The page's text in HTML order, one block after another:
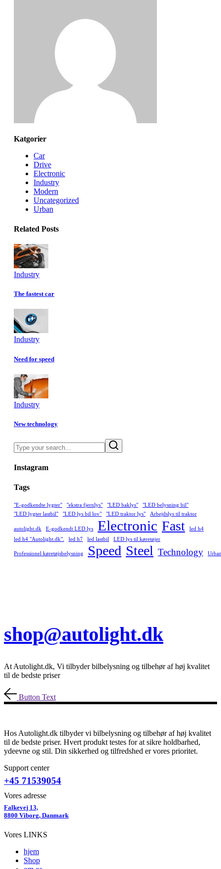
Katgorier
Car
Drive
Electronic
Industry
Modern
Uncategorized
Urban
Related Posts
Industry
The fastest car
Industry
Need for speed
Industry
New technology
Search
Instagram
Tags
"E-godkendte lygter" "ekstra fjernlys" "LED baklys"
"LED belysning bil"
"LED lygter lastbil"
"LED lys bil lov" "LED traktor lys" Arbejdslys til traktor
autolight.dk E-godkendt LED lys Electronic Fast
led h4
led h4 "Autolight.dk".
led h7 led lastbil LED lys til køretøjer
Professionel køretøjsbelysning Speed Steel Technology
shop@autolight.dk
At Autolight.dk, Vi tilbyder bilbelysning og tilbehør af høj kvalitet
til de bedste priser
Button Text
Hos Autolight.dk tilbyder vi bilbelysning og tilbehør af høj kvalitet
til de bedste priser. Hvert produkt testes for at sikre holdbarhed,
ydeevne og stil. Din sikkerhed og tilfredshed er vores prioritet.
Support center
+45 71539054
Vores adresse
Falkevej 13,
8800 Viborg, Danmark
Vores LINKS
hjem
Shop